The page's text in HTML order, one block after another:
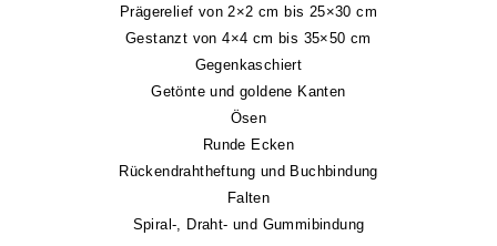
Prägerelief von 2×2 cm bis 25×30 cm
Gestanzt von 4×4 cm bis 35×50 cm
Gegenkaschiert
Getönte und goldene Kanten
Ösen
Runde Ecken
Rückendrahtheftung und Buchbindung
Falten
Spiral-, Draht- und Gummibindung